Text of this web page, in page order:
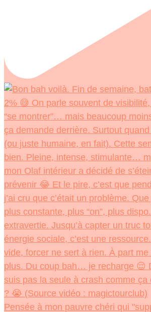
Pensée à mon pauvre chéri qui